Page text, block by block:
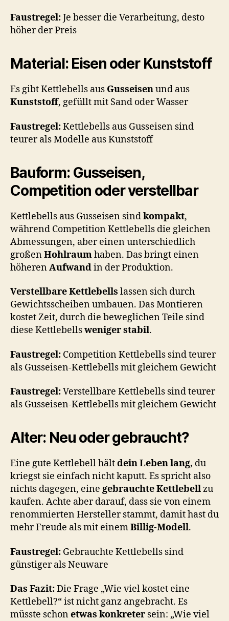
Faustregel:Je besser die Verarbeitung, desto
höher der Preis
Material: Eisen oder Kunststoff
Es gibt Kettlebells aus Gusseisenund aus
Kunststoff, gefüllt mit Sand oder Wasser
Faustregel:Kettlebells aus Gusseisen sind
teurer als Modelle aus Kunststoff
Bauform: Gusseisen,
Competition oder verstellbar
Kettlebells aus Gusseisen sindkompakt,
während Competition Kettlebells die gleichen
Abmessungen, aber einen unterschiedlich
großenHohlraumhaben. Das bringt einen
höherenAufwandin der Produktion.
Verstellbare Kettlebells lassen sich durch
Gewichtsscheiben umbauen. Das Montieren
kostet Zeit, durch die beweglichen Teile sind
diese Kettlebellsweniger stabil.
Faustregel: Competition Kettlebells sind teurer
als Gusseisen-Kettlebells mit gleichem Gewicht
Faustregel:Verstellbare Kettlebells sind teurer
als Gusseisen-Kettlebells mit gleichem Gewicht
Alter: Neu oder gebraucht?
Eine gute Kettlebell hältdein Leben lang, du
kriegst sie einfach nicht kaputt. Es spricht also
nichts dagegen, eine gebrauchte Kettlebellzu
kaufen. Achte aber darauf, dass sie von einem
renommierten Hersteller stammt, damit hast du
mehr Freude als mit einemBillig-Modell.
Faustregel: Gebrauchte Kettlebells sind
günstiger als Neuware
Das Fazit:Die Frage „Wie viel kostet eine
Kettlebell?“ ist nicht ganz angebracht. Es
müsste schonetwas konkreter sein: „Wie viel